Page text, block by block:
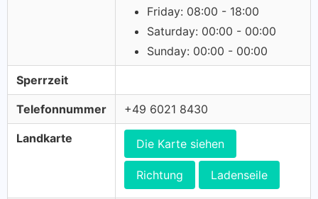
Friday: 08:00 - 18:00
Saturday: 00:00 - 00:00
Sunday: 00:00 - 00:00
Sperrzeit
Telefonnummer +49 6021 8430
Landkarte Die Karte siehen
Richtung Ladenseile